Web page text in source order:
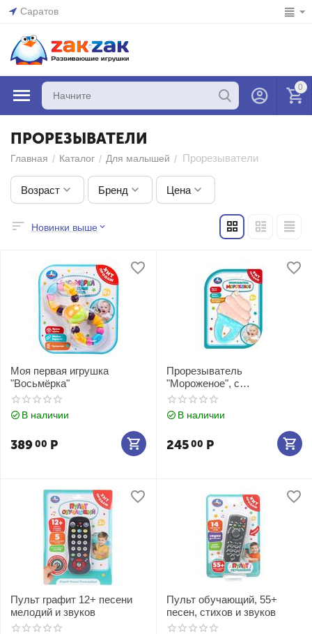
Саратов
0
ПРОРЕЗЫВАТЕЛИ
Главная / Каталог / Для малышей / Прорезыватели
Возраст Бренд Цена
Новинки выше
Моя первая игрушка
"Восьмёрка"
В наличии
38900 Р
Прорезыватель
"Мороженое", с
охлаждающим эффектом
В наличии
24500 Р
Пульт графит 12+ песени
мелодий и звуков
Пульт обучающий, 55+
песен, стихов и звуков